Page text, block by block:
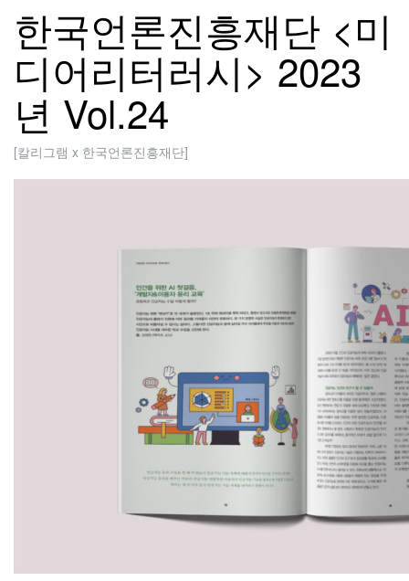
한국언론진흥재단 <미
디어리터러시> 2023
년 Vol.24
[칼리그램 x 한국언론진흥재단]